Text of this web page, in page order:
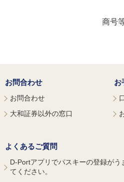
商号
お問合わせ
お問合わせ
大和証券以外の窓口
お
よくあるご質問
D-Portアプリでパスキーの登録がう
てください。